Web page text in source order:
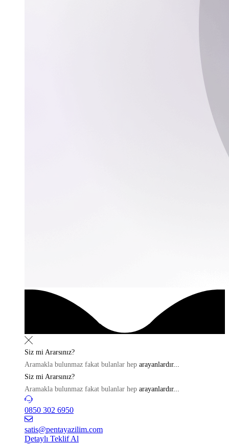
Siz mi Ararsınız?
Aramakla bulunmaz fakat bulanlar hep arayanlardır...
Siz mi Ararsınız?
Aramakla bulunmaz fakat bulanlar hep arayanlardır...
0850 302 6950
satis@pentayazilim.com
Detaylı Teklif Al